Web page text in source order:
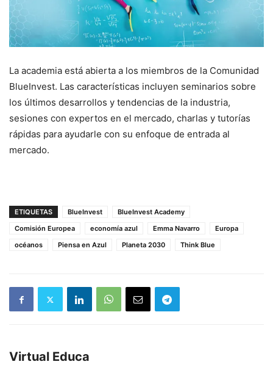
La academia está abierta a los miembros de la Comunidad
BlueInvest. Las características incluyen seminarios sobre
los últimos desarrollos y tendencias de la industria,
sesiones con expertos en el mercado, charlas y tutorías
rápidas para ayudarle con su enfoque de entrada al
mercado.
ETIQUETAS BlueInvest
BlueInvest Academy
Comisión Europea
economía azul Emma Navarro
Europa
océanos
Piensa en Azul Planeta 2030 Think Blue
Virtual Educa